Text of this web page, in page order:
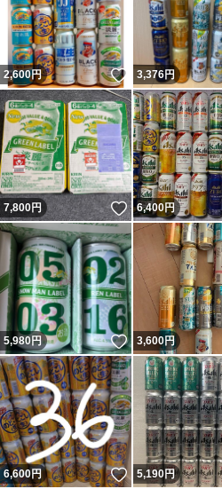
2,600円 いいね！
3,376円
7,800円 いいね！
6,400円
5,980円 いいね！
3,600円
6,600円 いいね！
5,190円